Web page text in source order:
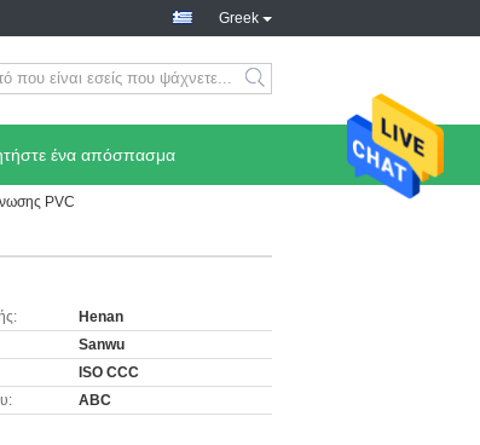
Greek
ένα απόσπασμα
PVC
Henan
Sanwu
ISO CCC
ABC